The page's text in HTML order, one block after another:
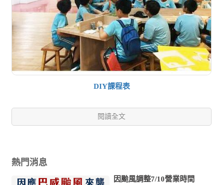
DIY課程表
閱讀全文
熱門消息
因颱風調整7/10營業時間